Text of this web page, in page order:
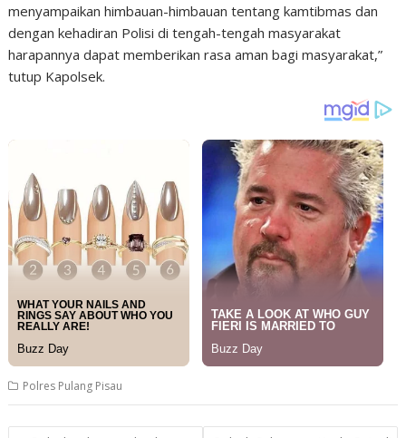
menyampaikan himbauan-himbauan tentang kamtibmas dan
dengan kehadiran Polisi di tengah-tengah masyarakat
harapannya dapat memberikan rasa aman bagi masyarakat,”
tutup Kapolsek.
Polres Pulang Pisau